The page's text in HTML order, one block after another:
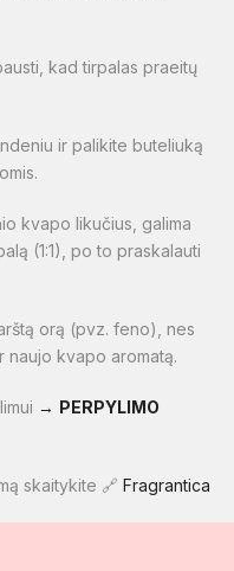
kad tirpalas praeitų
ir palikite buteliuką
kvapo likučius, galima
(1:1), po to praskalauti
orą (pvz. feno), nes
kvapo aromatą.
→ PERPYLIMO
skaitykite 🔗 Fragrantica